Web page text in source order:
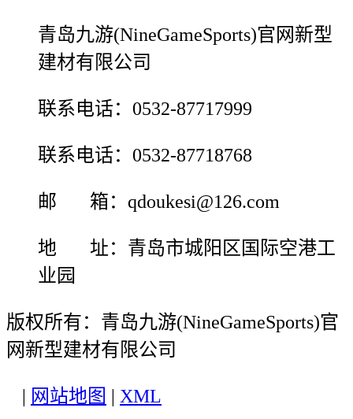
青岛九游(NineGameSports)官网新型
建材有限公司
联系电话：0532-87717999
联系电话：0532-87718768
邮 箱：qdoukesi@126.com
地 址：青岛市城阳区国际空港工
业园
版权所有：青岛九游(NineGameSports)官
网新型建材有限公司
网站地图 XML